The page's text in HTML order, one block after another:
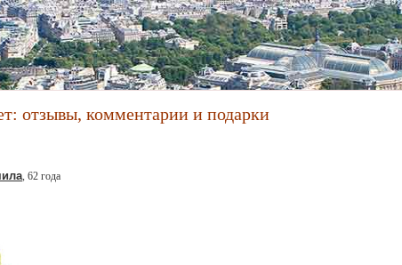
отзывы, комментарии и подарки
, 62 года